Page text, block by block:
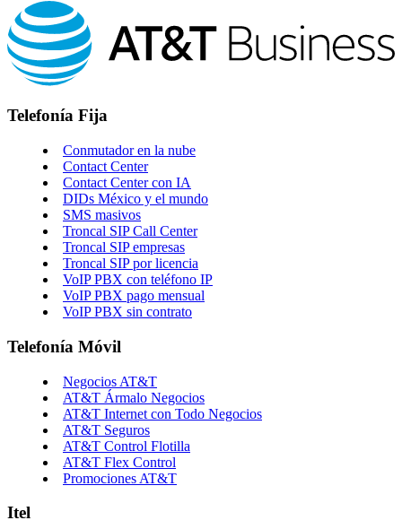
Telefonía Fija
Conmutador en la nube
Contact Center
Contact Center con IA
DIDs México y el mundo
SMS masivos
Troncal SIP Call Center
Troncal SIP empresas
Troncal SIP por licencia
VoIP PBX con teléfono IP
VoIP PBX pago mensual
VoIP PBX sin contrato
Telefonía Móvil
Negocios AT&T
AT&T Ármalo Negocios
AT&T Internet con Todo Negocios
AT&T Seguros
AT&T Control Flotilla
AT&T Flex Control
Promociones AT&T
Itel